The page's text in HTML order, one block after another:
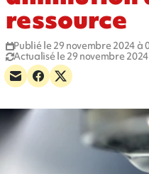
ressource
Publié le 29 novembre 2024 à
Actualisé le 29 novembre